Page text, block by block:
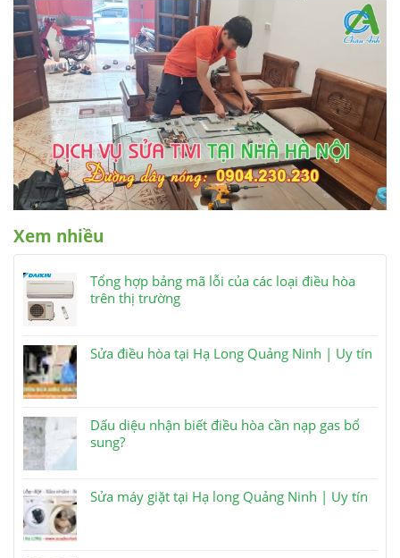
Xem nhiều
Tổng hợp bảng mã lỗi của các loại điều hòa
trên thị trường
Sửa điều hòa tại Hạ Long Quảng Ninh | Uy tín
Dấu diệu nhận biết điều hòa cần nạp gas bổ
sung?
Sửa máy giặt tại Hạ long Quảng Ninh | Uy tín